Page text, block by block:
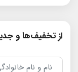
از تخفیف‌ها و